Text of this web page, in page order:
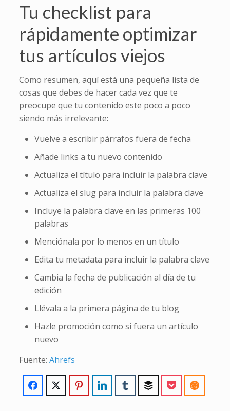
Tu checklist para
rápidamente optimizar
tus artículos viejos
Como resumen, aquí está una pequeña lista de
cosas que debes de hacer cada vez que te
preocupe que tu contenido este poco a poco
siendo más irrelevante:
Vuelve a escribir párrafos fuera de fecha
Añade links a tu nuevo contenido
Actualiza el título para incluir la palabra clave
Actualiza el slug para incluir la palabra clave
Incluye la palabra clave en las primeras 100
palabras
Menciónala por lo menos en un título
Edita tu metadata para incluir la palabra clave
Cambia la fecha de publicación al día de tu
edición
Llévala a la primera página de tu blog
Hazle promoción como si fuera un artículo
nuevo
Fuente: Ahrefs